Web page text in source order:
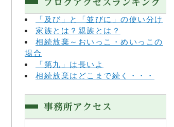
「及び」と「並びに」の使い分け
家族とは？親族とは？
相続放棄～おいっこ・めいっこの
場合
「第九」は長いよ
相続放棄はどこまで続く・・・